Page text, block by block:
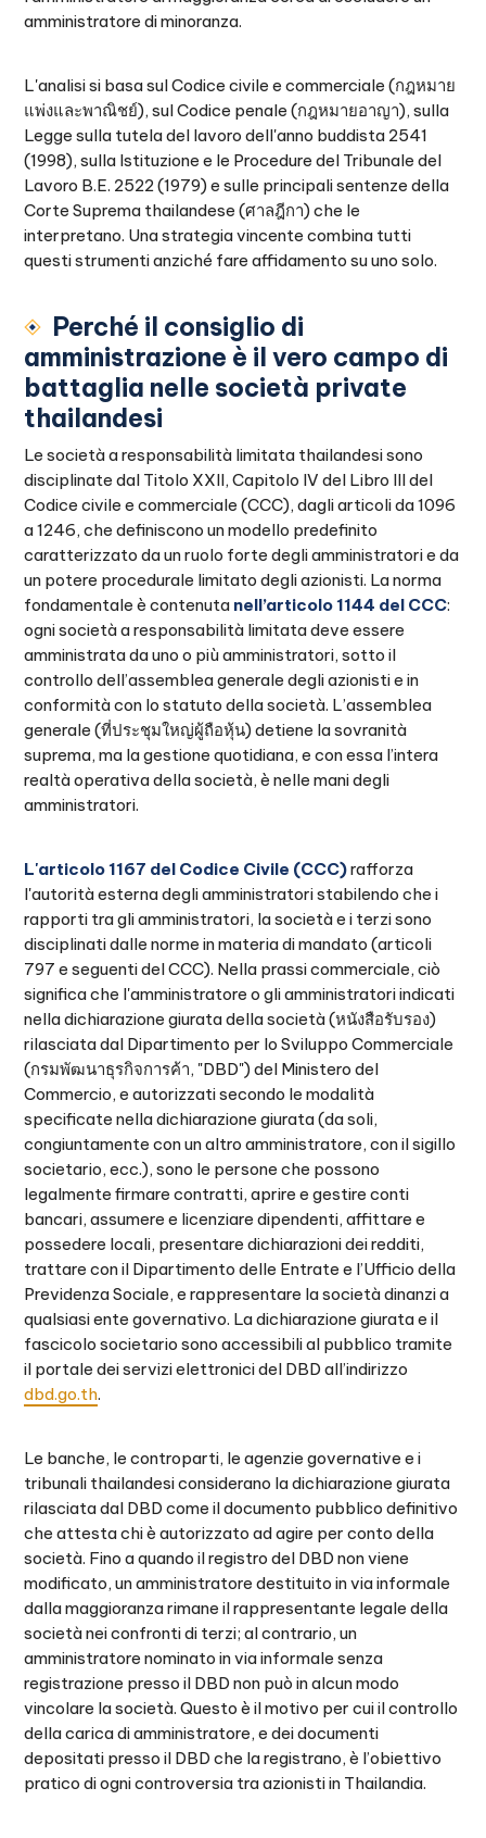
amministratore di minoranza.
L'analisi si basa sul Codice civile e commerciale (กฎหมาย
แพ่งและพาณิชย์), sul Codice penale (กฎหมายอาญา), sulla
Legge sulla tutela del lavoro dell'anno buddista 2541
(1998), sulla Istituzione e le Procedure del Tribunale del
Lavoro B.E. 2522 (1979) e sulle principali sentenze della
Corte Suprema thailandese (ศาลฎีกา) che le
interpretano. Una strategia vincente combina tutti
questi strumenti anziché fare affidamento su uno solo.
Perché il consiglio di
amministrazione è il vero campo di
battaglia nelle società private
thailandesi
Le società a responsabilità limitata thailandesi sono
disciplinate dal Titolo XXII, Capitolo IV del Libro III del
Codice civile e commerciale (CCC), dagli articoli da 1096
a 1246, che definiscono un modello predefinito
caratterizzato da un ruolo forte degli amministratori e da
un potere procedurale limitato degli azionisti. La norma
fondamentale è contenuta nell’articolo 1144 del CCC:
ogni società a responsabilità limitata deve essere
amministrata da uno o più amministratori, sotto il
controllo dell’assemblea generale degli azionisti e in
conformità con lo statuto della società. L’assemblea
generale (ที่ประชุมใหญ่ผู้ถือหุ้น) detiene la sovranità
suprema, ma la gestione quotidiana, e con essa l’intera
realtà operativa della società, è nelle mani degli
amministratori.
L'articolo 1167 del Codice Civile (CCC)rafforza
l'autorità esterna degli amministratori stabilendo che i
rapporti tra gli amministratori, la società e i terzi sono
disciplinati dalle norme in materia di mandato (articoli
797 e seguenti del CCC). Nella prassi commerciale, ciò
significa che l'amministratore o gli amministratori indicati
nella dichiarazione giurata della società (หนังสือรับรอง)
rilasciata dal Dipartimento per lo Sviluppo Commerciale
(กรมพัฒนาธุรกิจการค้า, "DBD") del Ministero del
Commercio, e autorizzati secondo le modalità
specificate nella dichiarazione giurata (da soli,
congiuntamente con un altro amministratore, con il sigillo
societario, ecc.), sono le persone che possono
legalmente firmare contratti, aprire e gestire conti
bancari, assumere e licenziare dipendenti, affittare e
possedere locali, presentare dichiarazioni dei redditi,
trattare con il Dipartimento delle Entrate e l’Ufficio della
Previdenza Sociale, e rappresentare la società dinanzi a
qualsiasi ente governativo. La dichiarazione giurata e il
fascicolo societario sono accessibili al pubblico tramite
il portale dei servizi elettronici del DBD all’indirizzo
dbd.go.th.
Le banche, le controparti, le agenzie governative e i
tribunali thailandesi considerano la dichiarazione giurata
rilasciata dal DBD come il documento pubblico definitivo
che attesta chi è autorizzato ad agire per conto della
società. Fino a quando il registro del DBD non viene
modificato, un amministratore destituito in via informale
dalla maggioranza rimane il rappresentante legale della
società nei confronti di terzi; al contrario, un
amministratore nominato in via informale senza
registrazione presso il DBD non può in alcun modo
vincolare la società. Questo è il motivo per cui il controllo
della carica di amministratore, e dei documenti
depositati presso il DBD che la registrano, è l’obiettivo
pratico di ogni controversia tra azionisti in Thailandia.